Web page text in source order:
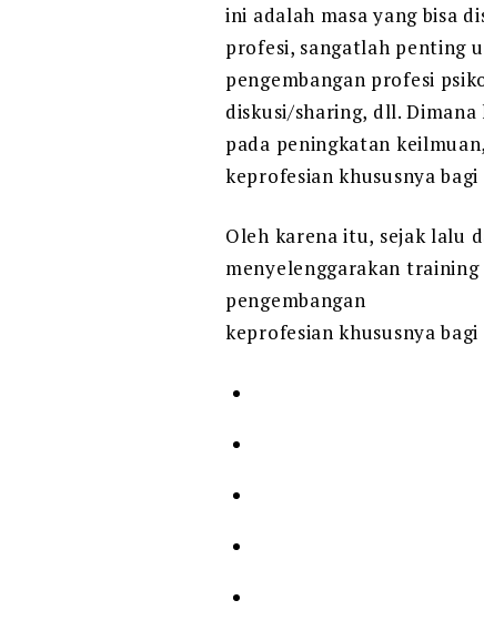
ini adalah masa yang bisa
profesi, sangatlah penting
pengembangan profesi
diskusi/sharing, dll.
pada peningkatan
keprofesian khususnya
Oleh karena itu, sejak lalu
menyelenggarakan
pengembangan
keprofesian khususnya